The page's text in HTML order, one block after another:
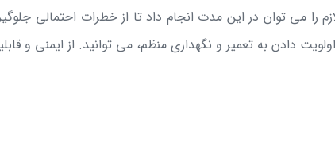
می توان در این مدت انجام داد تا از خطرات احتمالی
دادن به تعمیر و نگهداری منظم، می توانید. از ایمنی و